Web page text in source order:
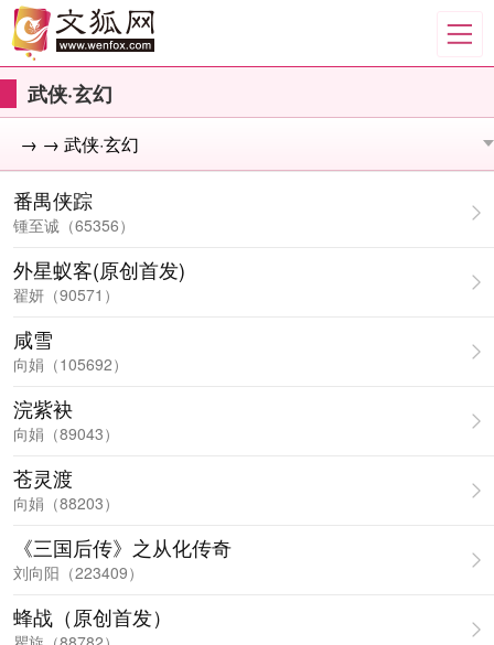
武侠·玄幻
番禺侠踪
锺至诚（65356）
外星蚁客(原创首发)
翟妍（90571）
咸雪
向娟（105692）
浣紫袂
向娟（89043）
苍灵渡
向娟（88203）
《三国后传》之从化传奇
刘向阳（223409）
蜂战（原创首发）